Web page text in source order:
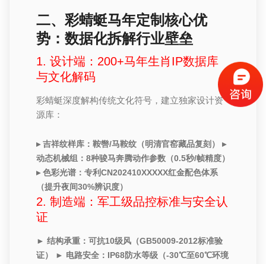
二、彩蜻蜓马年定制核心优
势：数据化拆解行业壁垒
1. 设计端：200+马年生肖IP数据库
与文化解码
彩蜻蜓深度解构传统文化符号，建立独家设计资
源库：
▸ 吉祥纹样库：鞍辔/马鞍纹（明清官窑藏品复刻） ▸
动态机械组：8种骏马奔腾动作参数（0.5秒/帧精度）
▸ 色彩光谱：专利CN202410XXXXX红金配色体系
（提升夜间30%辨识度）
2. 制造端：军工级品控标准与安全认
证
► 结构承重：可抗10级风（GB50009-2012标准验
证） ► 电路安全：IP68防水等级（-30℃至60℃环境